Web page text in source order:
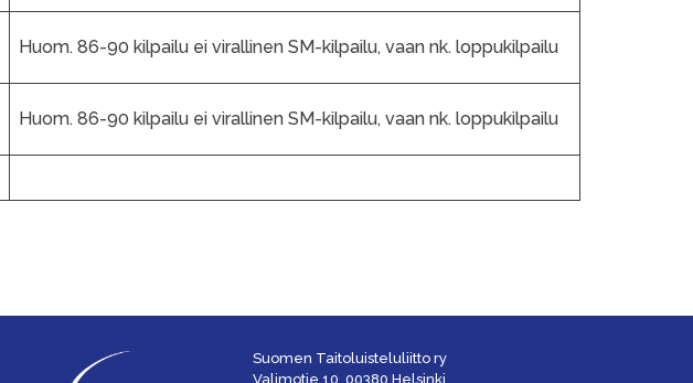
Huom. 86-90 kilpailu ei virallinen SM-kilpailu, vaan nk. loppukilpailu
Huom. 86-90 kilpailu ei virallinen SM-kilpailu, vaan nk. loppukilpailu
Suomen Taitoluisteluliitto ry
Valimotie 10, 00380 Helsinki